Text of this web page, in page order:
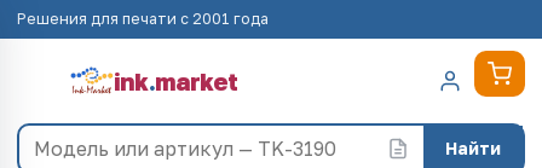
Решения для печати с 2001 года
ink.market
Найти